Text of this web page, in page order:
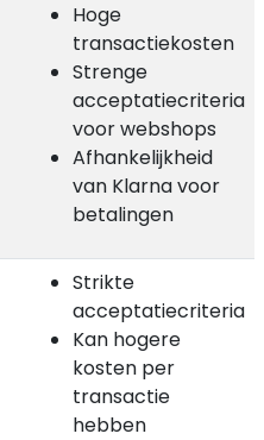
Hoge
transactiekosten
Strenge
acceptatiecriteria
voor webshops
Afhankelijkheid
van Klarna voor
betalingen
Strikte
acceptatiecriteria
Kan hogere
kosten per
transactie
hebben